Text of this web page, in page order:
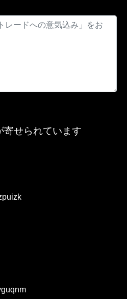
寄せられています